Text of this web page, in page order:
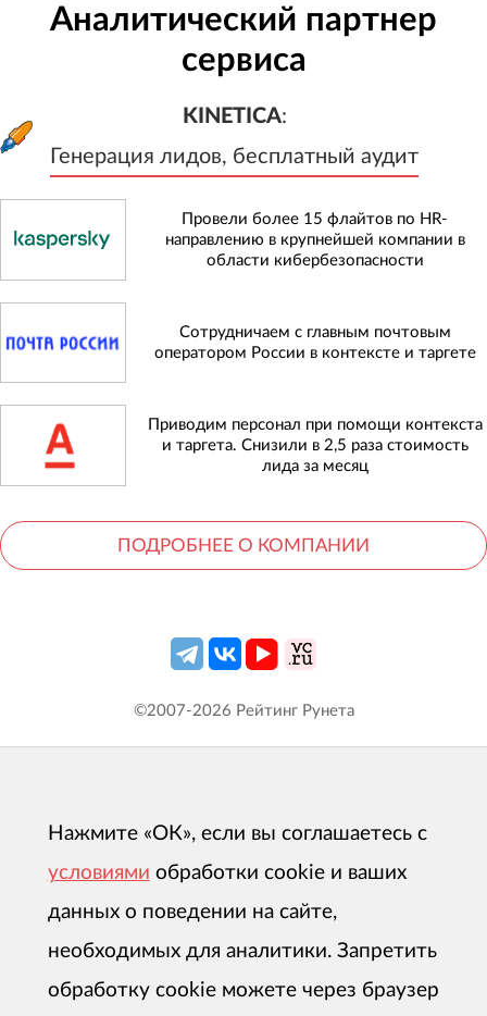
Аналитический партнер
сервиса
KINETICA:
Генерация лидов, бесплатный аудит
Генерация лидов, бесплатный
Провели более 15 флайтов по HR-
направлению в крупнейшей компании в
области кибербезопасности
Сотрудничаем с главным почтовым
оператором России в контексте и таргете
Приводим персонал при помощи контекста
и таргета. Снизили в 2,5 раза стоимость
лида за месяц
ПОДРОБНЕЕ О КОМПАНИИ
©2007-2026 Рейтинг Рунета
Нажмите «ОК», если вы соглашаетесь с
условиями обработки cookie и ваших
данных о поведении на сайте,
необходимых для аналитики. Запретить
обработку cookie можете через браузер